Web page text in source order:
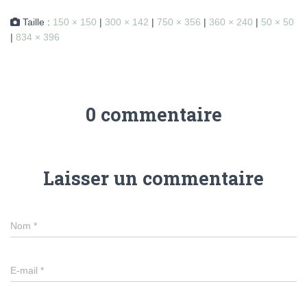
Taille : 150 × 150 | 300 × 142 | 750 × 356 | 360 × 240 | 50 × 50
| 834 × 396
0 commentaire
Laisser un commentaire
Nom *
E-mail *